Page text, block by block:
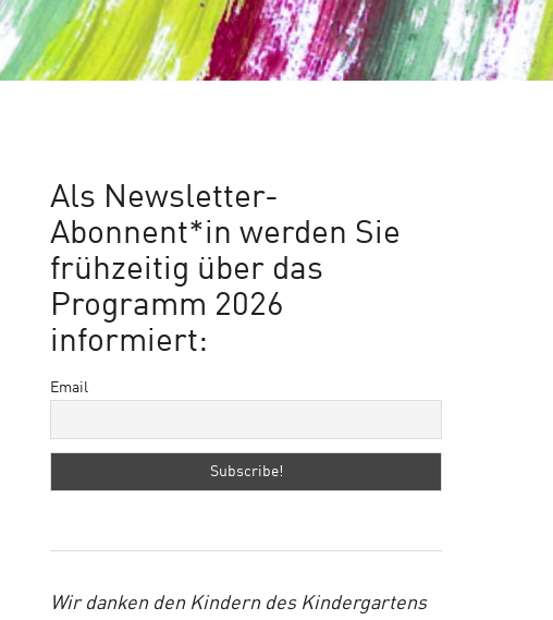
Als Newsletter-
Abonnent*in werden Sie
frühzeitig über das
Programm 2026
informiert:
Email
Wir danken den Kindern des Kindergartens